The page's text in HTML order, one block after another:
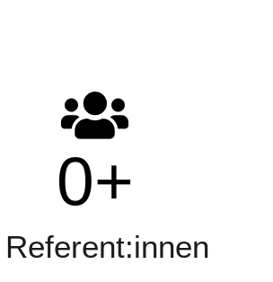
0+
Referent:innen